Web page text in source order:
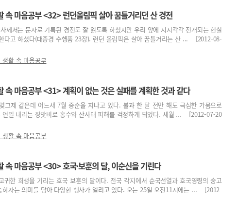
속 마음공부 <32> 런던올림픽 살아 꿈틀거리던 산 경전
께서는 문자로 기록된 경전도 잘 읽도록 하셨지만 우리 앞에 시시각각 전개되는 현실
다고 하셨다(대종경 수행품 23장). 런던 올림픽은 살아 꿈틀거리는 산 ... [2012-08-
생활 속 마음공부
속 마음공부 <31> 계획이 없는 것은 실패를 계획한 것과 같다
그제 같은데 어느새 7월 중순을 지나고 있다. 불과 한 달 전만 해도 극심한 가뭄으로
연일 내리는 장맛비로 홍수와 산사태 피해를 걱정하게 되었다. 세월 ... [2012-07-20
생활 속 마음공부
속 마음공부 <30> 호국·보훈의 달, 이순신을 기린다
귀한 희생을 기리는 호국 보훈의 달이다. 전국 각지에서 순국선열과 호국영령의 숭고
하자는 의미를 담아 다양한 행사가 열리고 있다. 오는 25일 오전11시에는 ... [2012-